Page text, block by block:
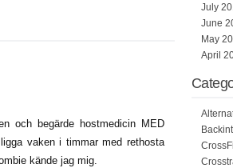
och begärde hostmedicin MED
vaken i timmar med rethosta
kände jag mig.
July
June
May
April